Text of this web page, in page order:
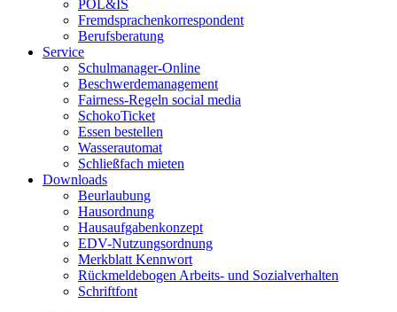
POL&IS
Fremdsprachenkorrespondent
Berufsberatung
Service
Schulmanager-Online
Beschwerdemanagement
Fairness-Regeln social media
SchokoTicket
Essen bestellen
Wasserautomat
Schließfach mieten
Downloads
Beurlaubung
Hausordnung
Hausaufgabenkonzept
EDV-Nutzungsordnung
Merkblatt Kennwort
Rückmeldebogen Arbeits- und Sozialverhalten
Schriftfont